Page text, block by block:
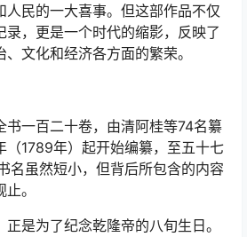
人民的一大喜事。但这部作品不仅
录，更是一个时代的缩影，反映了
文化和经济各方面的繁荣。
书一百二十卷，由清阿桂等74名纂
（1789年）起开始编纂，至五十七
名虽然短小，但背后所包含的内容
。
是为了纪念乾隆帝的八旬生日。